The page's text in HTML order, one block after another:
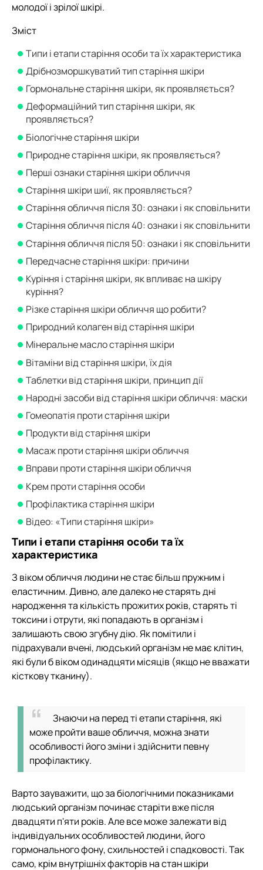
молодої і зрілої шкірі.
Зміст
Типи і етапи старіння особи та їх характеристика
Дрібнозморшкуватий тип старіння шкіри
Гормональне старіння шкіри, як проявляється?
Деформаційний тип старіння шкіри, як
проявляється?
Біологічне старіння шкіри
Природне старіння шкіри, як проявляється?
Перші ознаки старіння шкіри обличчя
Старіння шкіри шиї, як проявляється?
Старіння обличчя після 30: ознаки і як сповільнити
Старіння обличчя після 40: ознаки і як сповільнити
Старіння обличчя після 50: ознаки і як сповільнити
Передчасне старіння шкіри: причини
Куріння і старіння шкіри, як впливає на шкіру
куріння?
Різке старіння шкіри обличчя що робити?
Природний колаген від старіння шкіри
Мінеральне масло старіння шкіри
Вітаміни від старіння шкіри, їх дія
Таблетки від старіння шкіри, принцип дії
Народні засоби від старіння шкіри обличчя: маски
Гомеопатія проти старіння шкіри
Продукти від старіння шкіри
Масаж проти старіння шкіри обличчя
Вправи проти старіння шкіри обличчя
Крем проти старіння особи
Профілактика старіння шкіри
Відео: «Типи старіння шкіри»
Типи і етапи старіння особи та їх
характеристика
З віком обличчя людини не стає більш пружним і
еластичним. Дивно, але далеко не старять дні
народження та кількість прожитих років, старять ті
токсини і отрути, які попадають в організм і
залишають свою згубну дію. Як помітили і
підрахували вчені, людський організм не має клітин,
які були б віком одинадцяти місяців (якщо не вважати
кісткову тканину).
Знаючи на перед ті етапи старіння, які
може пройти ваше обличчя, можна знати
особливості його зміни і здійснити певну
профілактику.
Варто зауважити, що за біологічними показниками
людський організм починає старіти вже після
двадцяти п'яти років. Але все може залежати від
індивідуальних особливостей людини, його
гормонального фону, схильностей і спадковості. Так
само, крім внутрішніх факторів на стан шкіри